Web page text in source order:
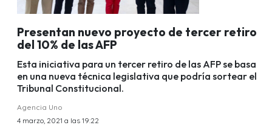
Presentan nuevo proyecto de tercer retiro
del 10% de las AFP
Esta iniciativa para un tercer retiro de las AFP se basa
en una nueva técnica legislativa que podría sortear el
Tribunal Constitucional.
Agencia Uno
4 marzo, 2021 a las 19:22